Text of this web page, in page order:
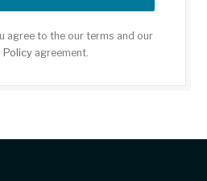
agree to the our terms and our
Policyagreement.